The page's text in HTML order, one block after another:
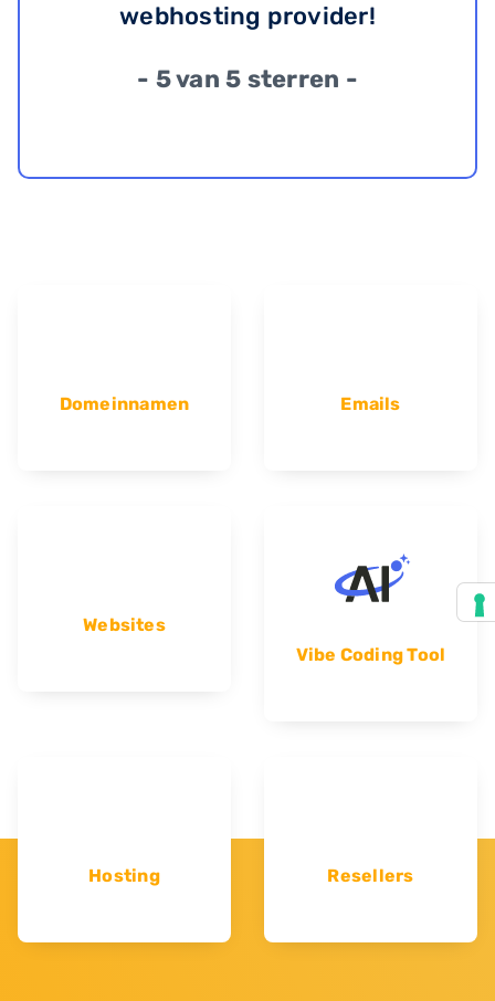
webhosting provider!
- 5 van 5 sterren -
Domeinnamen Emails
Websites
Vibe Coding Tool
Hosting Resellers